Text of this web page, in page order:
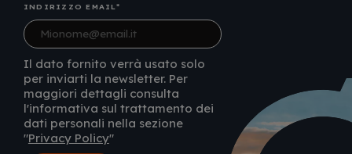
INDIRIZZO EMAIL
Il dato fornito verrà usato solo
per inviarti la newsletter. Per
maggiori dettagli consulta
l'informativa sul trattamento dei
dati personali nella sezione
"Privacy Policy"